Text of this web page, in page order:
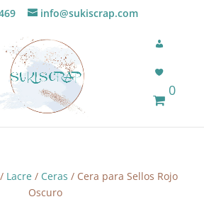
info@sukiscrap.com
0
/ Lacre / Ceras / Cera para Sellos Rojo
Oscuro